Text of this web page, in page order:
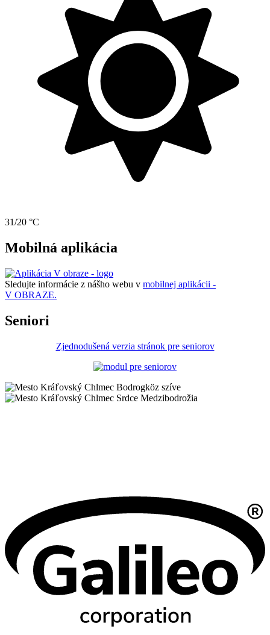
31/20 °C
Mobilná aplikácia
Sledujte informácie z nášho webu v mobilnej aplikácii -
V OBRAZE.
Seniori
Zjednodušená verzia stránok pre seniorov
Bodrogköz szíve
Srdce Medzibodrožia